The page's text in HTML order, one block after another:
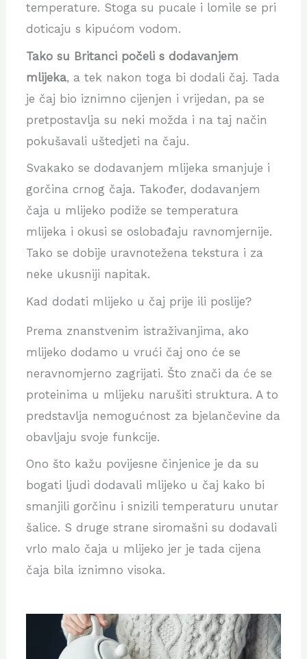
temperature. Stoga su pucale i lomile se pri
doticaju s kipućom vodom.
Tako su Britanci počeli s dodavanjem
mlijeka, a tek nakon toga bi dodali čaj. Tada
je čaj bio iznimno cijenjen i vrijedan, pa se
pretpostavlja su neki možda i na taj način
pokušavali uštedjeti na čaju.
Svakako se dodavanjem mlijeka smanjuje i
gorčina crnog čaja. Također, dodavanjem
čaja u mlijeko podiže se temperatura
mlijeka i okusi se oslobađaju ravnomjernije.
Tako se dobije uravnotežena tekstura i za
neke ukusniji napitak.
Kad dodati mlijeko u čaj prije ili poslije?
Prema znanstvenim istraživanjima, ako
mlijeko dodamo u vrući čaj ono će se
neravnomjerno zagrijati. Što znači da će se
proteinima u mlijeku narušiti struktura. A to
predstavlja nemogućnost za bjelančevine da
obavljaju svoje funkcije.
Ono što kažu povijesne činjenice je da su
bogati ljudi dodavali mlijeko u čaj kako bi
smanjili gorčinu i snizili temperaturu unutar
šalice. S druge strane siromašni su dodavali
vrlo malo čaja u mlijeko jer je tada cijena
čaja bila iznimno visoka.